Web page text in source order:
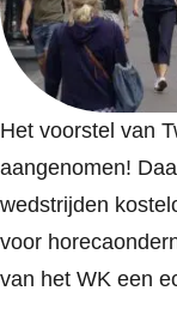
Het voorstel van
aangenomen!
wedstrijden
voor
van het WK een